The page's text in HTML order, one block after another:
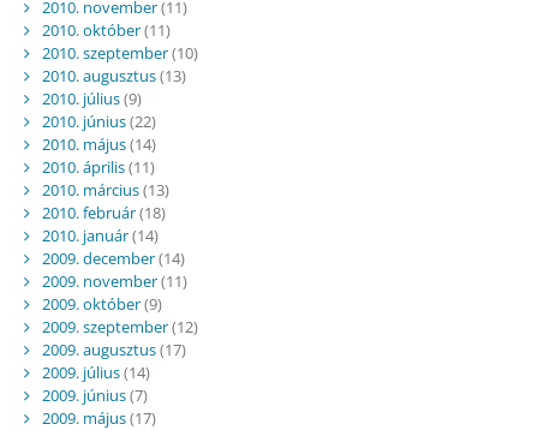
2010. november(11)
2010. október(11)
2010. szeptember(10)
2010. augusztus(13)
2010. július(9)
2010. június(22)
2010. május(14)
2010. április(11)
2010. március(13)
2010. február(18)
2010. január(14)
2009. december(14)
2009. november(11)
2009. október(9)
2009. szeptember(12)
2009. augusztus(17)
2009. július(14)
2009. június(7)
2009. május(17)